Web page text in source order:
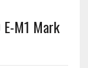
M1 Mark